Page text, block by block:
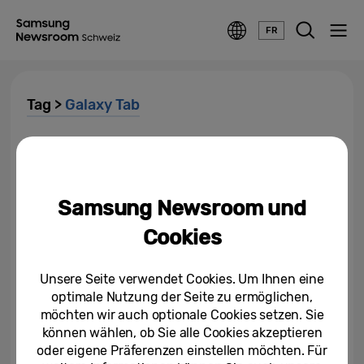
FR
Tag > Galaxy Tab
25/08/2025
Samsung Care+ – der erweiterte
jetzt auch in der Schweiz
18/11/2024
Samsung präsentiert die Galaxy
Tab S9 Serie
Samsung Newsroom und
Cookies
Unsere Seite verwendet Cookies. Um Ihnen eine
optimale Nutzung der Seite zu ermöglichen,
möchten wir auch optionale Cookies setzen. Sie
können wählen, ob Sie alle Cookies akzeptieren
oder eigene Präferenzen einstellen möchten. Für